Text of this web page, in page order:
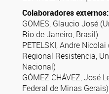
Colaboradores externos:
GOMES, Glaucio José
Rio de Janeiro, Brasil)
PETELSKI, Andre
Regional Resistencia,
Nacional)
GÓMEZ CHÁVEZ, José
Federal de Minas Gerais)